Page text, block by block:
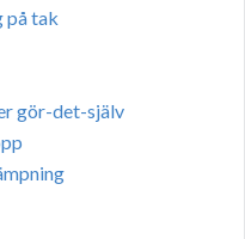
på tak
gör-det-själv